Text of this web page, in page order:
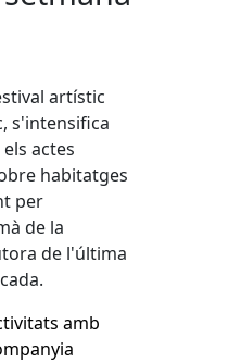
artístic
s'intensifica
actes
habitatges
per
de la
de l'última
amb